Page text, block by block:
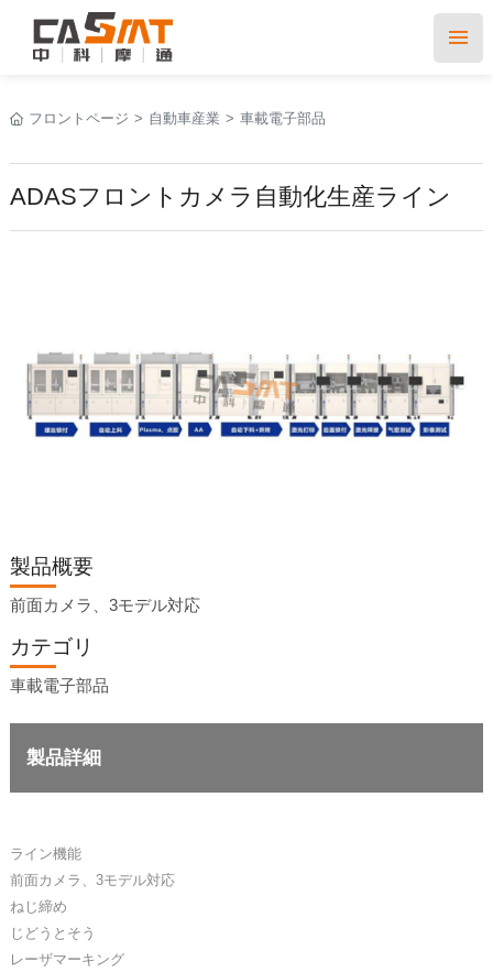
フロントページ > 自動車産業 > 車載電子部品
ADASフロントカメラ自動化生産ライン
製品概要
前面カメラ、3モデル対応
カテゴリ
車載電子部品
製品詳細
ライン機能
前面カメラ、3モデル対応
ねじ締め
じどうとそう
レーザマーキング